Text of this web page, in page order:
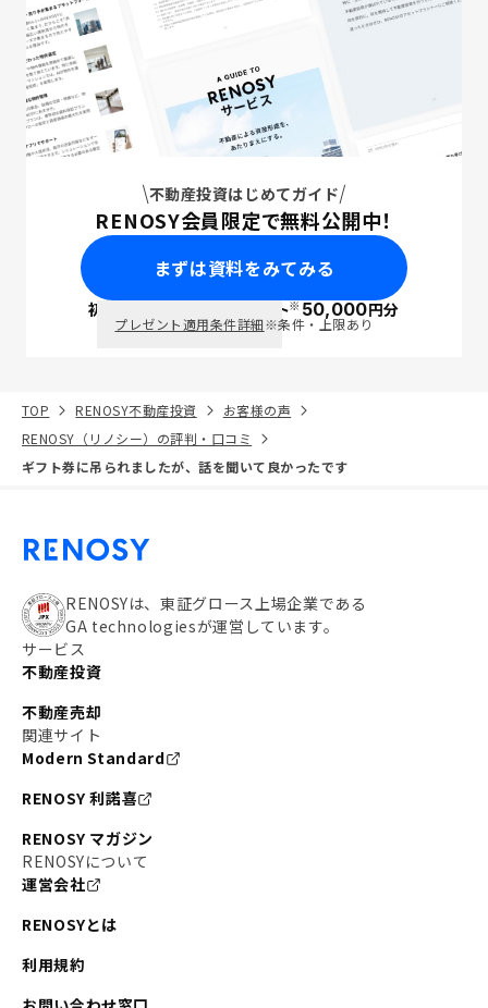
不動産投資はじめてガイド
RENOSY会員限定で無料公開中！
まずは資料をみてみる
初回面談で ポイント※50,000円分
プレゼント適用条件詳細※条件・上限あり
TOP RENOSY不動産投資
お客様の声
RENOSY（リノシー）の評判・口コミ
ギフト券に吊られましたが、話を聞いて良かったです
RENOSYは、東証グロース上場企業である
GA technologiesが運営しています。
サービス
不動産投資
不動産売却
関連サイト
Modern Standard
RENOSY 利諾喜
RENOSY マガジン
RENOSYについて
運営会社
RENOSYとは
利用規約